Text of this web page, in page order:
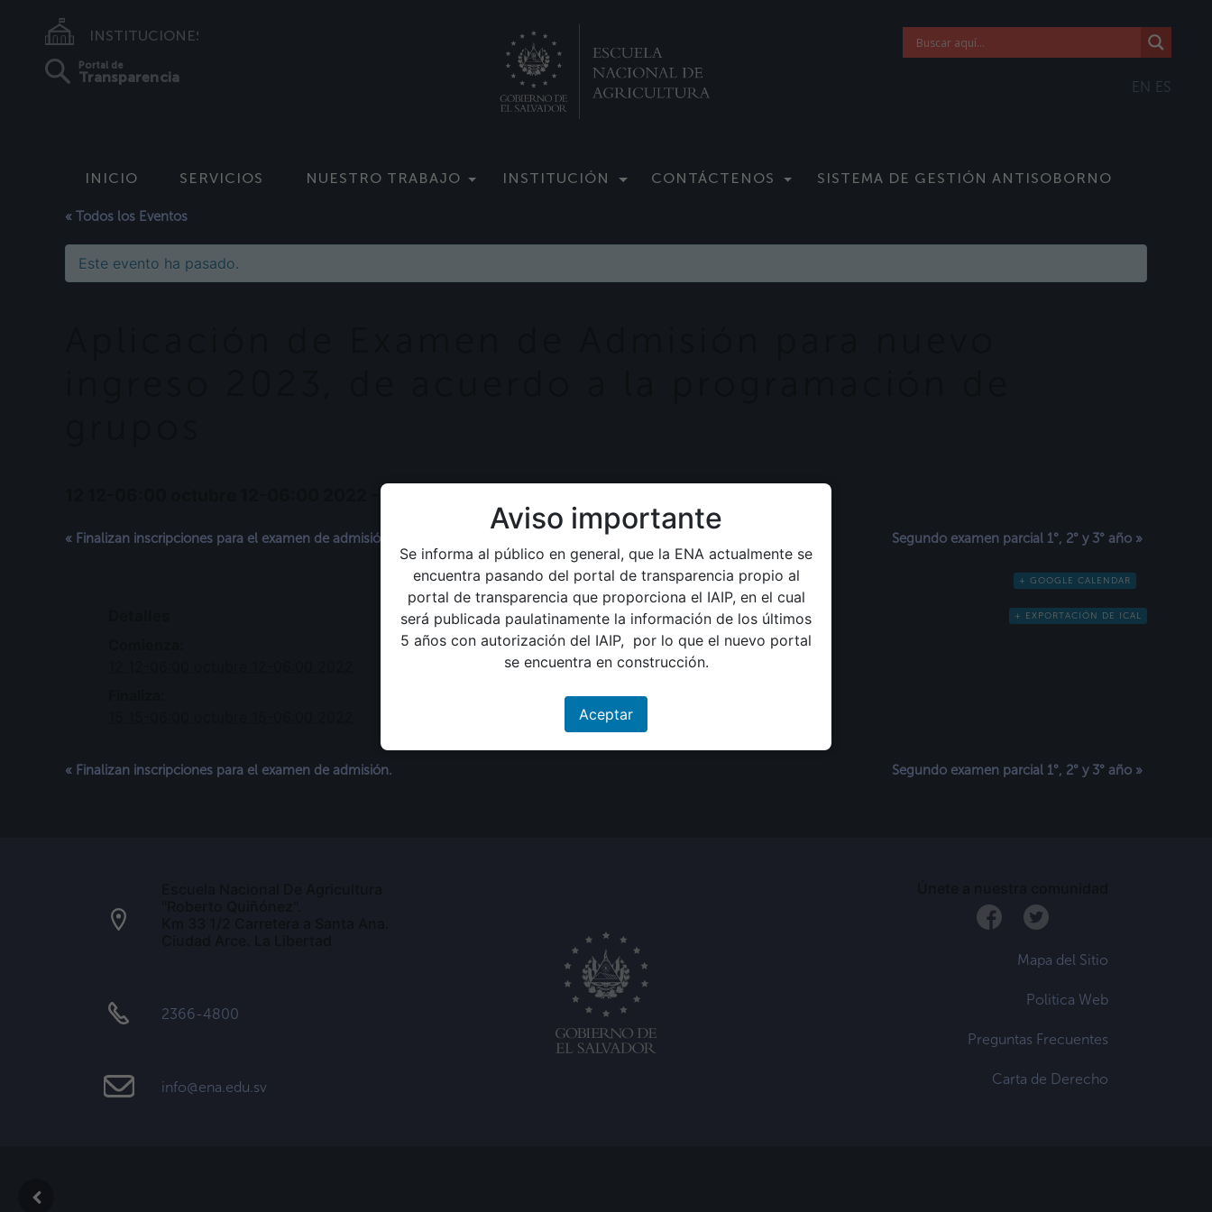
INSTITUCIONES
Portal de
Transparencia
EN ES
INICIO SERVICIOS NUESTRO TRABAJO INSTITUCIÓN CONTÁCTENOS SISTEMA DE GESTIÓN ANTISOBORNO
Aviso importante
Se informa al público en general, que la ENA actualmente se
encuentra pasando del portal de transparencia propio al
portal de transparencia que proporciona el IAIP, en el cual
será publicada paulatinamente la información de los últimos
5 años con autorización del IAIP, por lo que el nuevo portal
se encuentra en construcción.
Aceptar
« Todos los Eventos
Este evento ha pasado.
-
« Finalizan inscripciones para el examen de admisión. Segundo examen parcial 1°, 2° y 3° año »
+ GOOGLE CALENDAR
+ EXPORTACIÓN DE ICAL
« Finalizan inscripciones para el examen de admisión. Segundo examen parcial 1°, 2° y 3° año »
Mapa del Sitio
Politica Web
Preguntas Frecuentes
Carta de Derecho
2366-4800
info@ena.edu.sv